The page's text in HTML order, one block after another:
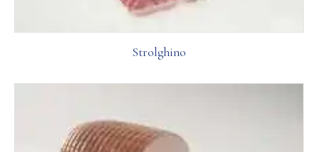
Strolghino